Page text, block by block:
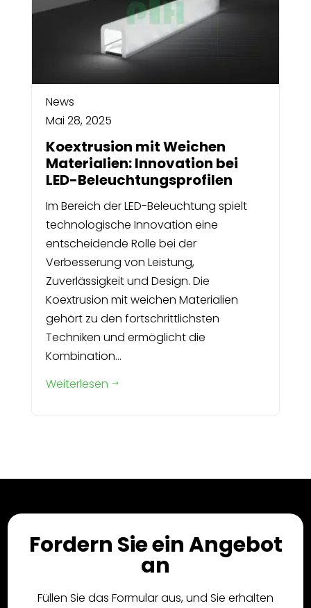
News
Mai 28, 2025
Koextrusion mit Weichen
Materialien: Innovation bei
LED-Beleuchtungsprofilen
Im Bereich der LED-Beleuchtung spielt
technologische Innovation eine
entscheidende Rolle bei der
Verbesserung von Leistung,
Zuverlässigkeit und Design. Die
Koextrusion mit weichen Materialien
gehört zu den fortschrittlichsten
Techniken und ermöglicht die
Kombination...
Weiterlesen $
Fordern Sie ein Angebot
an
Füllen Sie das Formular aus, und Sie erhalten